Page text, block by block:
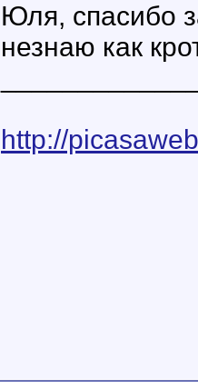
Юля, спасибо
незнаю как
http://